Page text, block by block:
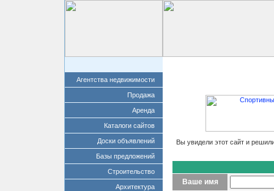
Агентства недвижимости
Продажа
Аренда
Каталоги сайтов
Доски объявлений
Базы предложений
Строительство
Архитектура
Вы увидели этот сайт и
Ваше имя